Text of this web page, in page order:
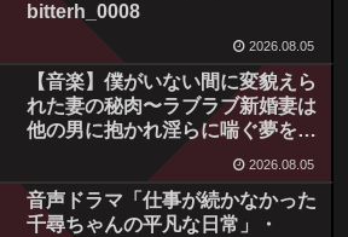
bitterh_0008
2026.08.05
【音楽】僕がいない間に変貌えら
れた妻の秘肉〜ラブラブ新婚妻は
他の男に抱かれ淫らに喘ぐ夢を見
るか〜 録り下ろしASMRボイス
ドラマ＆OP・EDテーマ・
sisp_0096
2026.08.05
音声ドラマ「仕事が続かなかった
千尋ちゃんの平凡な日常」・